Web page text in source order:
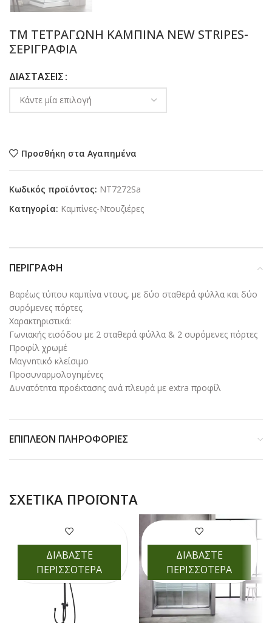
TM ΤΕΤΡΑΓΩΝΗ ΚΑΜΠΙΝΑ NEW STRIPES-
ΣΕΡΙΓΡΑΦΙΑ
ΔΙΑΣΤΑΣΕΙΣ
Προσθήκη στα Αγαπημένα
Κωδικός προϊόντος: NT7272Sa
Κατηγορία: Καμπίνες-Ντουζιέρες
ΠΕΡΙΓΡΑΦΉ
Βαρέως τύπου καμπίνα ντους, με δύο σταθερά φύλλα και δύο
συρόμενες πόρτες.
Xαρακτηριστικά:
Γωνιακής εισόδου με 2 σταθερά φύλλα & 2 συρόμενες πόρτες
Προφίλ χρωμέ
Μαγνnτικό κλείσιμο
Προσυναρμολογnμένες
Δυνατότnτα προέκτασnς ανά πλευρά με extra προφίλ
ΕΠΙΠΛΈΟΝ ΠΛΗΡΟΦΟΡΊΕΣ
ΣΧΕΤΙΚΆ ΠΡΟΪΌΝΤΑ
ΔΙΑΒΑΣΤΕ
ΠΕΡΙΣΣΟΤΕΡΑ
ΔΙΑΒΑΣΤΕ
ΠΕΡΙΣΣΟΤΕΡΑ